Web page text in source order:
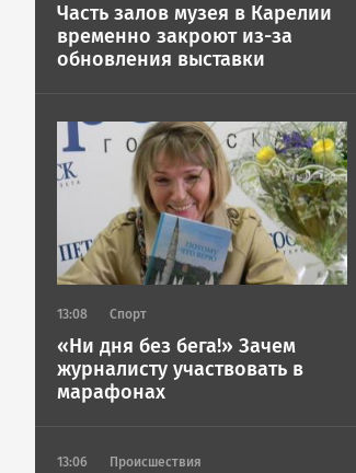
Часть залов музея в Карелии
временно закроют из-за
обновления выставки
Image
13:08 Спорт
«Ни дня без бега!» Зачем
журналисту участвовать в
марафонах
13:06 Происшествия